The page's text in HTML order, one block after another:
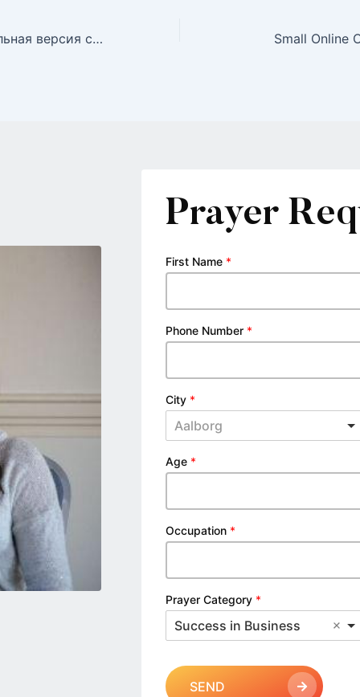
«Гоксбет: Мобильная версия слотов для беззаботной игры на украинском рынке» Small Online
Prayer
First Name *
Phone Number *
City *
Aalborg
Age *
Occupation *
Prayer Category *
Success in Business
SEND